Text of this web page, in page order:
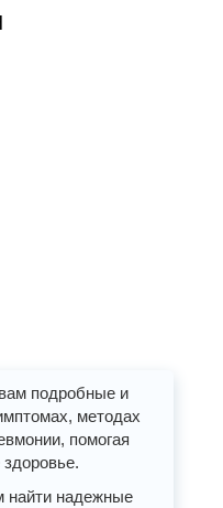
подробные и
методах
помогая
найти надежные